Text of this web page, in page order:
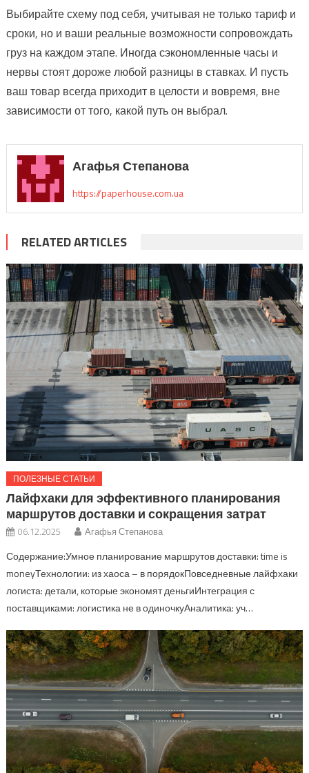
Выбирайте схему под себя, учитывая не только тариф и
сроки, но и ваши реальные возможности сопровождать
груз на каждом этапе. Иногда сэкономленные часы и
нервы стоят дороже любой разницы в ставках. И пусть
ваш товар всегда приходит в целости и вовремя, вне
зависимости от того, какой путь он выбрал.
Агафья Степанова
https://paperhouse.com.ua
RELATED ARTICLES
ПОЛЕЗНЫЕ СТАТЬИ
Лайфхаки для эффективного планирования
маршрутов доставки и сокращения затрат
06.12.2025 Агафья Степанова
Содержание:Умное планирование маршрутов доставки: time is
moneyТехнологии: из хаоса – в порядокПовседневные лайфхаки
логиста: детали, которые экономят деньгиИнтеграция с
поставщиками: логистика не в одиночкуАналитика: уч…